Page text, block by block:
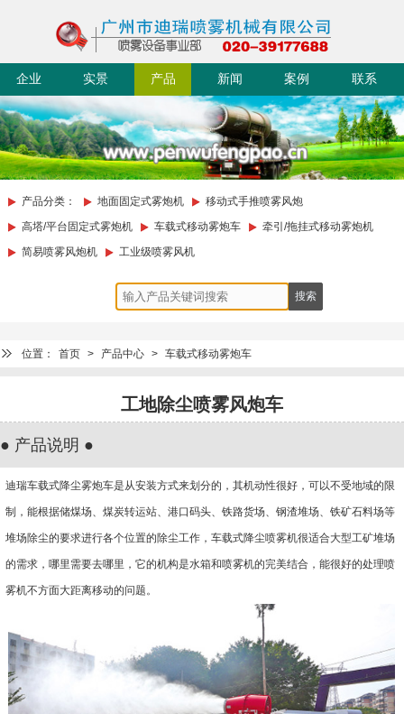
企业
简介
实景
迪瑞
产品 新闻
动态
案例
展示
联系
我们
产品分类： 地面固定式雾炮机
移动式手推喷雾风炮
高塔/平台固定式雾炮机
车载式移动雾炮车
牵引/拖挂式移动雾炮机
简易喷雾风炮机
工业级喷雾风机
位置： 首页 > 产品中心 > 车载式移动雾炮车
工地除尘喷雾风炮车
● 产品说明 ●
迪瑞车载式降尘雾炮车是从安装方式来划分的，其机动性很好，可以不受地域的限
制，能根据储煤场、煤炭转运站、港口码头、铁路货场、钢渣堆场、铁矿石料场等
堆场除尘的要求进行各个位置的除尘工作，车载式降尘喷雾机很适合大型工矿堆场
的需求，哪里需要去哪里，它的机构是水箱和喷雾机的完美结合，能很好的处理喷
雾机不方面大距离移动的问题。